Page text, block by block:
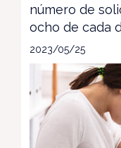
número de
ocho de cada
2023/05/25